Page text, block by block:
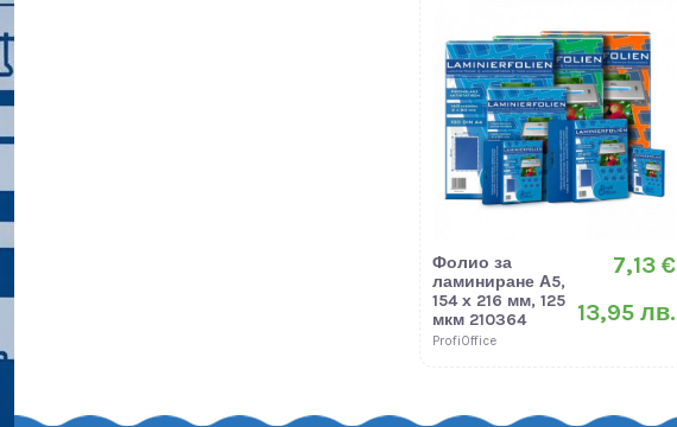
Фолио за
ламиниране А5,
154 х 216 мм, 125
мкм 210364
ProfiOffice
7,13 €
13,95 лв.